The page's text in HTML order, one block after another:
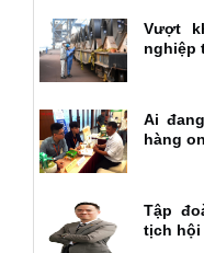
Vượt
nghiệp
Ai
hàng
Tập
tịch hội